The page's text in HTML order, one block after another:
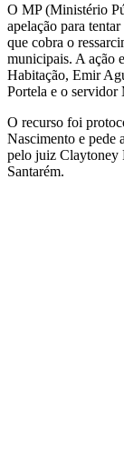
O MP (Ministério
apelação para
que cobra o
municipais. A ação
Habitação, Emir
Portela e o servidor
O recurso foi
Nascimento e pede
pelo juiz Claytoney
Santarém.